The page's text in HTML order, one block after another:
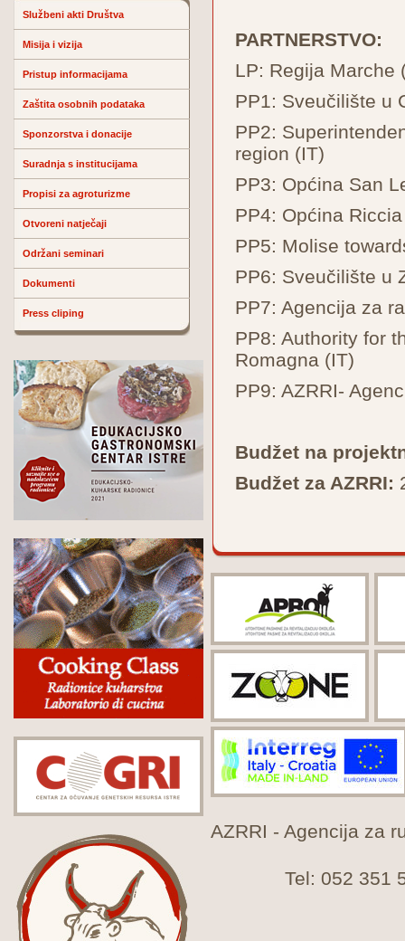
Službeni akti Društva
Misija i vizija
Pristup informacijama
Zaštita osobnih podataka
Sponzorstva i donacije
Suradnja s institucijama
Propisi za agroturizme
Otvoreni natječaji
Održani seminari
Dokumenti
Press cliping
PARTNERSTVO:
LP: Regija Marche
PP1: Sveučilište u
PP2:
region (IT)
PP3: Općina San
PP4: Općina
PP5: Molise
PP6: Sveučilište u
PP7: Agencija za
PP8: Authority for
Romagna (IT)
PP9: AZRRI-
Budžet na
Budžet za AZRRI:
AZRRI - Agencija za
Tel: 052 351